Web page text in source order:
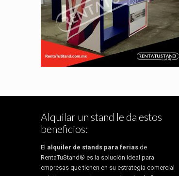
Alquilar un stand le da estos
beneficios:
El alquiler de stands para ferias de
RentaTuStand® es la solución ideal para
empresas que tienen en su estrategia comercial